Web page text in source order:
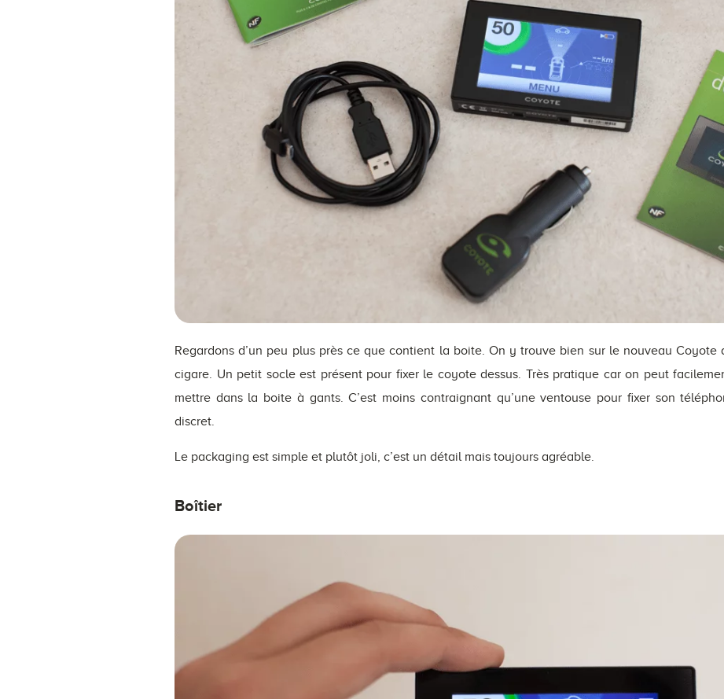
Regardons d’un peu plus près ce que contient la boite. On y trouve bien sur le nouveau Coyote
cigare. Un petit socle est présent pour fixer le coyote dessus. Très pratique car on peut
mettre dans la boite à gants. C’est moins contraignant qu’une ventouse pour fixer son
discret.
Le packaging est simple et plutôt joli, c’est un détail mais toujours agréable.
Boîtier